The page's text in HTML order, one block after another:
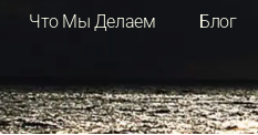
Что Мы Делаем Блог